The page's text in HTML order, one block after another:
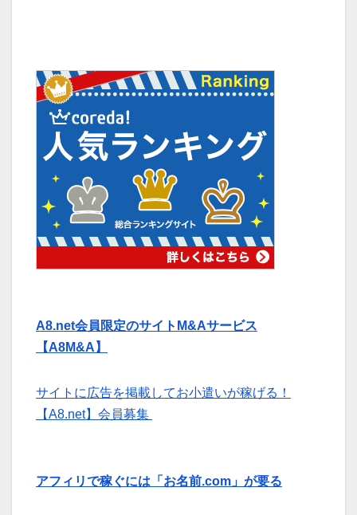
A8.net会員限定のサイトM&Aサービス
【A8M&A】
サイトに広告を掲載してお小遣いが稼げる！
【A8.net】会員募集
アフィリで稼ぐには「お名前.com」が要る